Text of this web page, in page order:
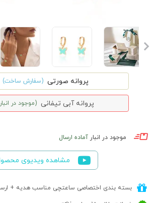
پروانه صورتی (سفارش ساخت)
پروانه آبی تیفانی (موجود در
موجود در انبار آماده ارسال
مشاهده ویدیوی
بسته بندی اختصاصی ساعتچی مناسب هدیه +